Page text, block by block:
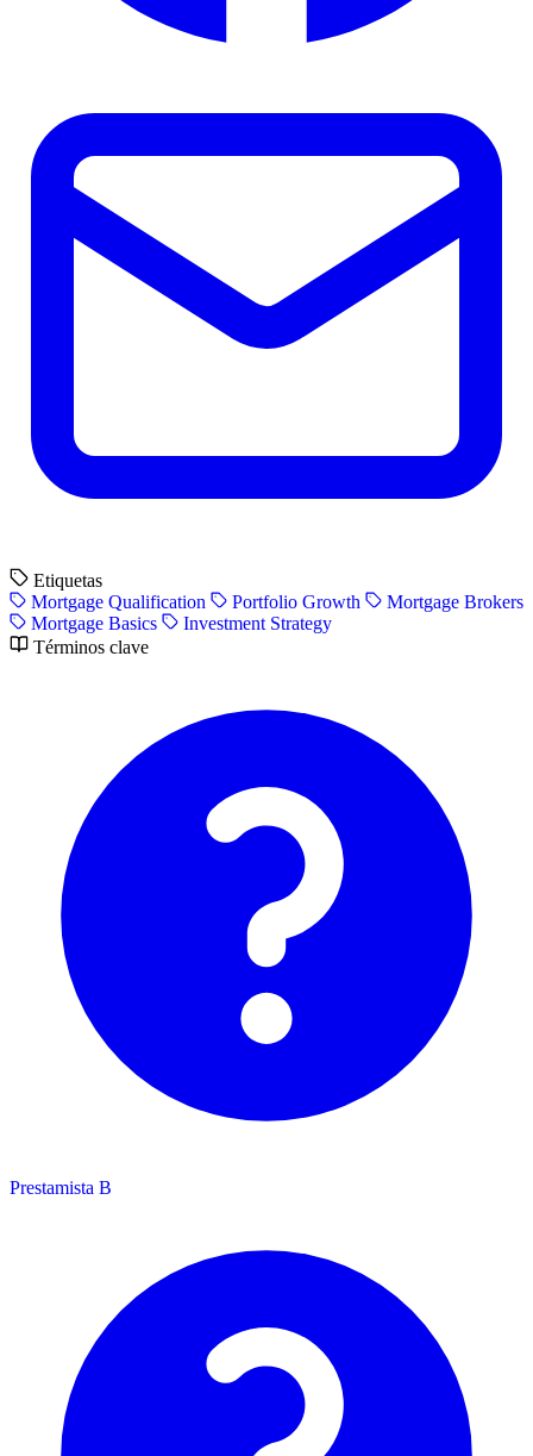
Etiquetas
Mortgage Qualification
Portfolio Growth
Mortgage Brokers
Mortgage Basics
Investment Strategy
Términos clave
Prestamista B